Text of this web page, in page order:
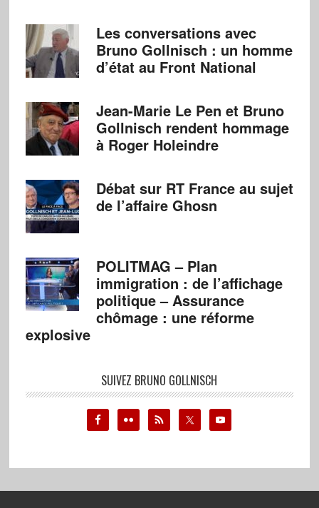
Les conversations avec
Bruno Gollnisch : un homme
d’état au Front National
Jean-Marie Le Pen et Bruno
Gollnisch rendent hommage
à Roger Holeindre
Débat sur RT France au sujet
de l’affaire Ghosn
POLITMAG – Plan
immigration : de l’affichage
politique – Assurance
chômage : une réforme
explosive
SUIVEZ BRUNO GOLLNISCH